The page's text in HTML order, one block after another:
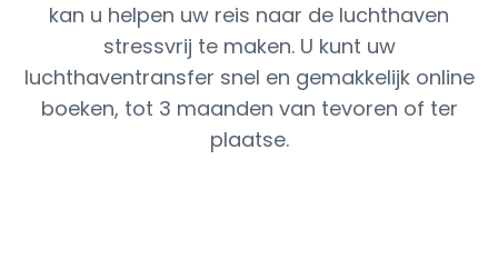
kan u helpen uw reis naar de luchthaven
stressvrij te maken. U kunt uw
luchthaventransfer snel en gemakkelijk online
boeken, tot 3 maanden van tevoren of ter
plaatse.